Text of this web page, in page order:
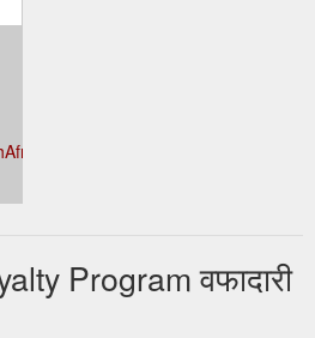
Program वफादारी